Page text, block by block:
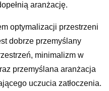
aranżację.
optymalizacji przestrzeni
dobrze przemyślany
minimalizm w
przemyślana aranżacja
uczucia zatłoczenia.